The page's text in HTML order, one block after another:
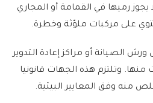
يجوز رميها في القمامة أو المجاري
على مركبات ملوّثة وخطرة.
الصيانة أو مراكز إعادة التدوير
منها. وتلتزم هذه الجهات قانونيا
منه وفق المعايير البيئية.